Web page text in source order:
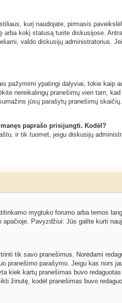
kurį naudojate, pirmasis
kokį statusą turite diskusijose.
valdo diskusijų administratorius.
pažymimi ypatingi dalyviai, tokie kaip
nereikalingų pranešimų vien tam,
jūsų parašytų pranešimų skaičių.
paprašo prisijungti. Kodėl?
ir tik tuomet, jeigu diskusijų
mygtuko forumo arba temos
Pavyzdžiui: Jūs galite kurti
tik savo pranešimus. Norėdami
pranešimo parašymo. Jeigu kas nors
kiek kartų pranešimas buvo
žinutę, kodėl pranešimas buvo